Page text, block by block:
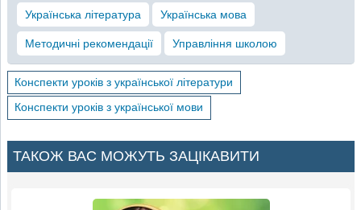
Українська література Українська мова
Методичні рекомендації Управління школою
Конспекти уроків з української літератури
Конспекти уроків з української мови
ТАКОЖ ВАС МОЖУТЬ ЗАЦІКАВИТИ